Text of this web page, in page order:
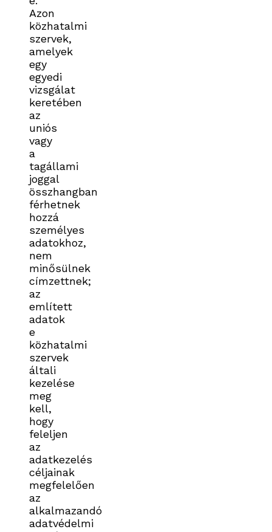
Azon
közhatalmi
szervek,
amelyek
egy
egyedi
vizsgálat
keretében
az
uniós
vagy
a
tagállami
joggal
összhangban
férhetnek
hozzá
személyes
adatokhoz,
nem
minősülnek
címzettnek;
az
említett
adatok
e
közhatalmi
szervek
általi
kezelése
meg
kell,
hogy
feleljen
az
adatkezelés
céljainak
megfelelően
az
alkalmazandó
adatvédelmi